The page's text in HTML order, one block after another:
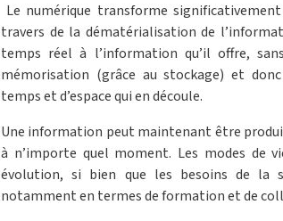
Le numérique transforme
travers de la dématérialisation de
temps réel à l’information qu’il offre,
mémorisation (grâce au stockage) et
temps et d’espace qui en découle.
Une information peut maintenant être
à n’importe quel moment. Les modes de
évolution, si bien que les besoins de la
notamment en termes de formation et de